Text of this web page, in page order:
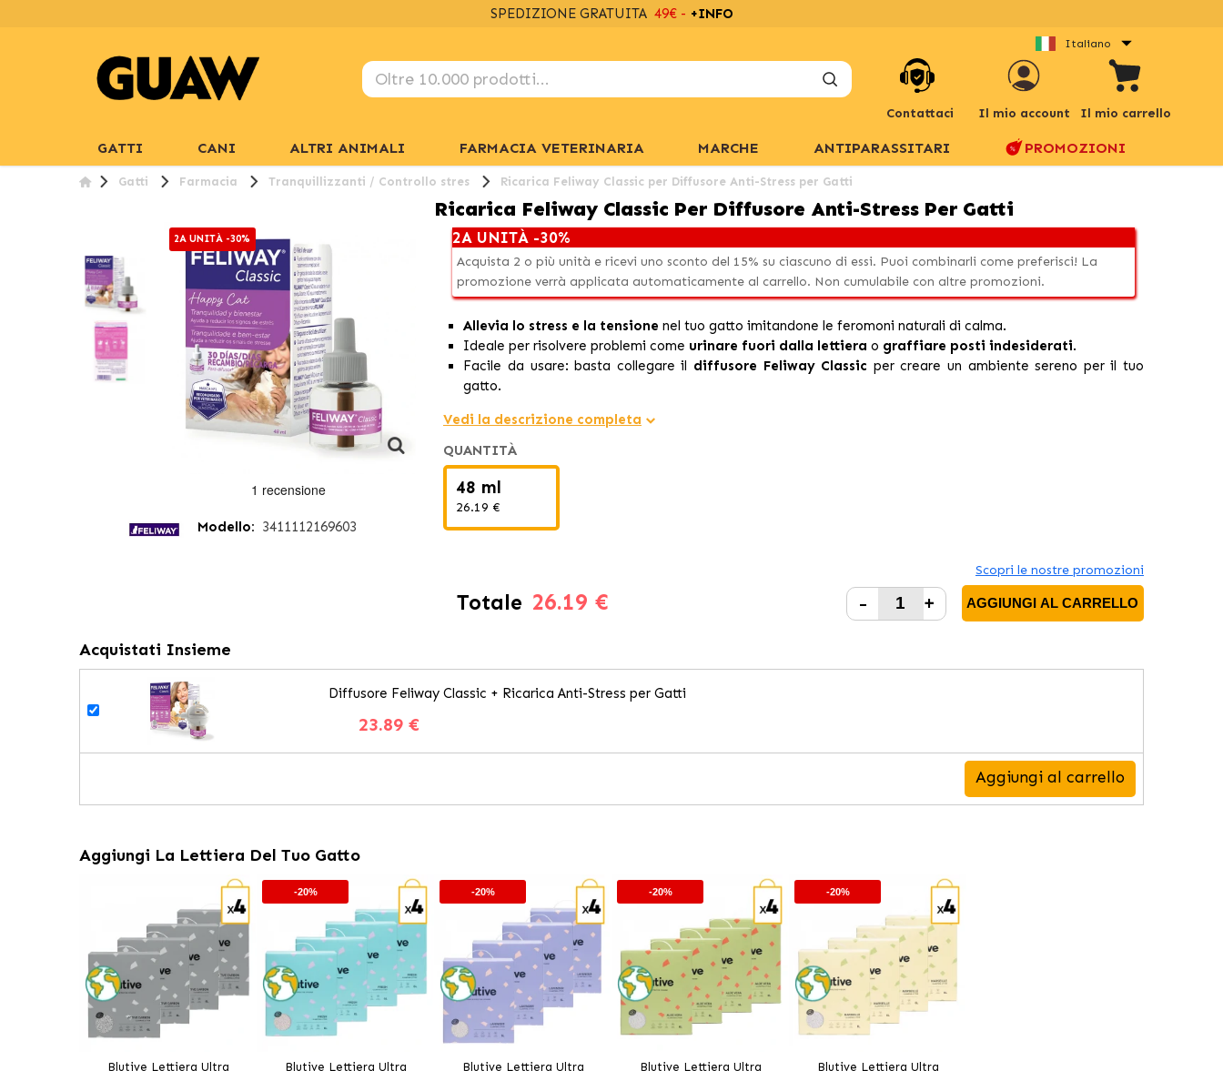
SPEDIZIONE GRATUITA 49€ - +INFO
Italiano
Contattaci Il mio account Il mio carrello
GATTI CANI ALTRI ANIMALI FARMACIA VETERINARIA MARCHE ANTIPARASSITARI PROMOZIONI
Gatti Farmacia Tranquillizzanti / Controllo stres Ricarica Feliway Classic per Diffusore Anti-Stress per Gatti
Ricarica Feliway Classic Per Diffusore Anti-Stress Per Gatti
2A UNITÀ -30%
Modello: 3411112169603
2A UNITÀ -30%
Acquista 2 o più unità e ricevi uno sconto del 15% su ciascuno di essi. Puoi combinarli come preferisci! La
promozione verrà applicata automaticamente al carrello. Non cumulabile con altre promozioni.
Allevia lo stress e la tensione nel tuo gatto imitandone le feromoni naturali di calma.
Ideale per risolvere problemi come urinare fuori dalla lettiera o graffiare posti indesiderati.
Facile da usare: basta collegare il diffusore Feliway Classic per creare un ambiente sereno per il tuo
gatto.
Vedi la descrizione completa
QUANTITÀ
48 ml
26.19 €
Scopri le nostre promozioni
Totale 26.19 € - + AGGIUNGI AL CARRELLO
Acquistati Insieme
Diffusore Feliway Classic + Ricarica Anti-Stress per Gatti
23.89 €
Aggiungi al carrello
Aggiungi La Lettiera Del Tuo Gatto
Blutive Lettiera Ultra
-20%
Blutive Lettiera Ultra
-20%
Blutive Lettiera Ultra
-20%
Blutive Lettiera Ultra
-20%
Blutive Lettiera Ultra